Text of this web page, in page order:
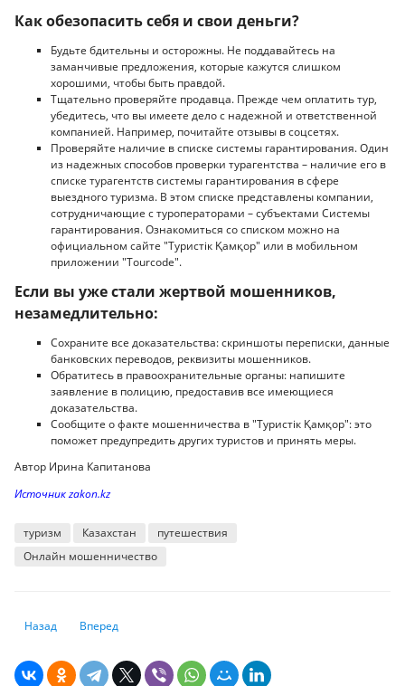
Как обезопасить себя и свои деньги?
Будьте бдительны и осторожны. Не поддавайтесь на
заманчивые предложения, которые кажутся слишком
хорошими, чтобы быть правдой.
Тщательно проверяйте продавца. Прежде чем оплатить тур,
убедитесь, что вы имеете дело с надежной и ответственной
компанией. Например, почитайте отзывы в соцсетях.
Проверяйте наличие в списке системы гарантирования. Один
из надежных способов проверки турагентства – наличие его в
списке турагентств системы гарантирования в сфере
выездного туризма. В этом списке представлены компании,
сотрудничающие с туроператорами – субъектами Системы
гарантирования. Ознакомиться со списком можно на
официальном сайте "Туристік Қамқор" или в мобильном
приложении "Tourcode".
Если вы уже стали жертвой мошенников,
незамедлительно:
Сохраните все доказательства: скриншоты переписки, данные
банковских переводов, реквизиты мошенников.
Обратитесь в правоохранительные органы: напишите
заявление в полицию, предоставив все имеющиеся
доказательства.
Сообщите о факте мошенничества в "Туристік Қамқор": это
поможет предупредить других туристов и принять меры.
Автор Ирина Капитанова
Источник zakon.kz
туризм Казахстан
путешествия
Онлайн мошенничество
Предыдущий: Казахстанцев предупреждают о мошенниках в онлайн
Назад Следующий: Какие деньги больше нельзя обменять в
Вперед